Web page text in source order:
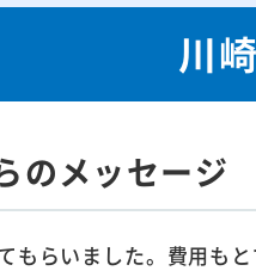
川
のメッセージ
もらいました。費用も